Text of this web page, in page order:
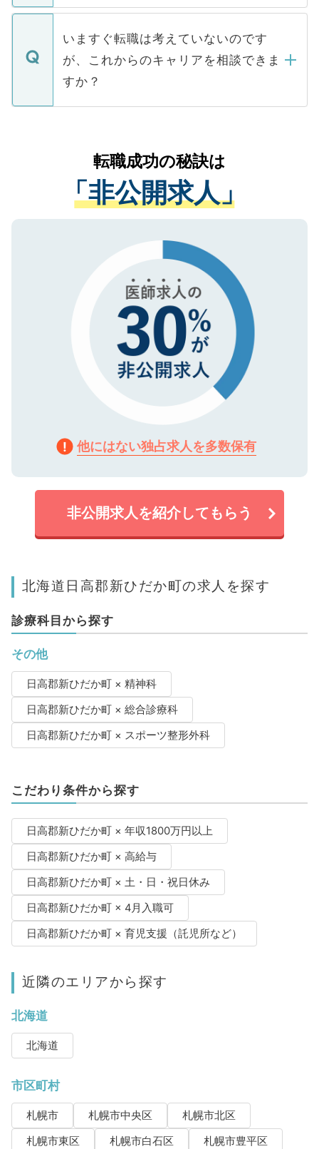
関を公にしてしまうと、応募が殺到する場
に、医療機関が求める条件に合った人材の
みを人材紹介会社に依頼するケースが増え
ています。
定を承諾する必要はありません。内定先へ
の辞退の連絡はキャリアパートナーが行い
個人情報が漏えいすることはありませんの
で、ご安心ください。当サイトからの登録
などで収集したご登録者様の個人情報は、
ご本人のキャリアアップおよび転職活動の
支援を目的に使用いたします。お預かりし
ているすべての個人データはご本人の許可
は、個人情報の取り扱いについての厳密な
管理基準を満たした事業者のみに付与され
る、プライバシーマークを取得済みです。
で、機密保持に関してもご安心ください。
いますぐ転職は考えていないのです
が、これからのキャリアを相談できま
すか？
かがいして、現在の医療機関の状況や紹介
経験をまじえながら、適切なアドバイスを
させていただきます。すぐにご転職をされ
ない方には、長期的なサポートが可能です
ので、まずはご登録ください。
転職成功の秘訣は
「非公開求人」
他にはない独占求人を多数保有
非公開求人を紹介してもらう
北海道日高郡新ひだか町の求人を探す
診療科目から探す
その他
日高郡新ひだか町 × 精神科
日高郡新ひだか町 × 総合診療科
日高郡新ひだか町 × スポーツ整形外科
こだわり条件から探す
日高郡新ひだか町 × 年収1800万円以上
日高郡新ひだか町 × 高給与
日高郡新ひだか町 × 土・日・祝日休み
日高郡新ひだか町 × 4月入職可
日高郡新ひだか町 × 育児支援（託児所など）
近隣のエリアから探す
北海道
北海道
市区町村
札幌市 札幌市中央区
札幌市北区
札幌市東区
札幌市白石区 札幌市豊平区